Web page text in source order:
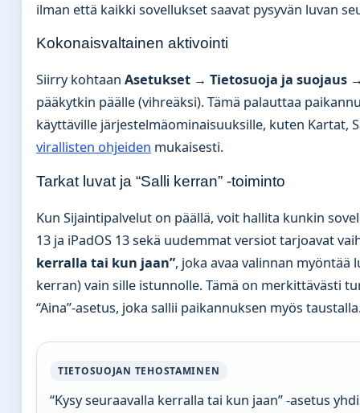
ilman että kaikki sovellukset saavat pysyvän luvan
Kokonaisvaltainen aktivointi
Siirry kohtaan Asetukset → Tietosuoja ja suojaus
pääkytkin päälle (vihreäksi). Tämä palauttaa
käyttäville järjestelmäominaisuuksille, kuten Kartat,
virallisten ohjeiden mukaisesti.
Tarkat luvat ja “Salli kerran” -toiminto
Kun Sijaintipalvelut on päällä, voit hallita kunkin
13 ja iPadOS 13 sekä uudemmat versiot tarjoavat
kerralla tai kun jaan”, joka avaa valinnan myöntää
kerran) vain sille istunnolle. Tämä on merkittävästi
“Aina”-asetus, joka sallii paikannuksen myös
TIETOSUOJAN TEHOSTAMINEN
“Kysy seuraavalla kerralla tai kun jaan” -asetus